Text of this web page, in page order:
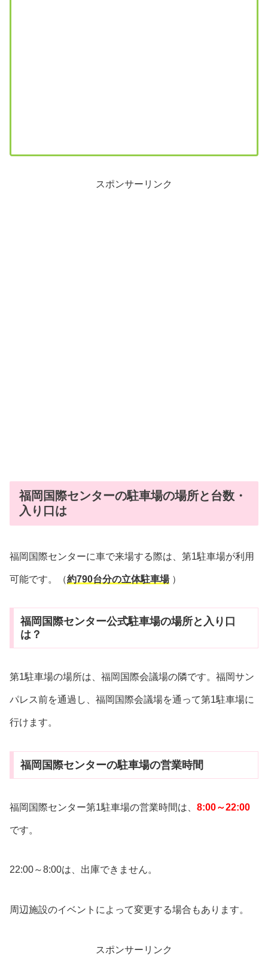
スポンサーリンク
福岡国際センターの駐車場の場所と台数・
入り口は
福岡国際センターに車で来場する際は、第1駐車場が利用
可能です。（約790台分の立体駐車場）
福岡国際センター公式駐車場の場所と入り口
は？
第1駐車場の場所は、福岡国際会議場の隣です。福岡サン
パレス前を通過し、福岡国際会議場を通って第1駐車場に
行けます。
福岡国際センターの駐車場の営業時間
福岡国際センター第1駐車場の営業時間は、 8:00～22:00
です。
22:00～8:00は、出庫できません。
周辺施設のイベントによって変更する場合もあります。
スポンサーリンク